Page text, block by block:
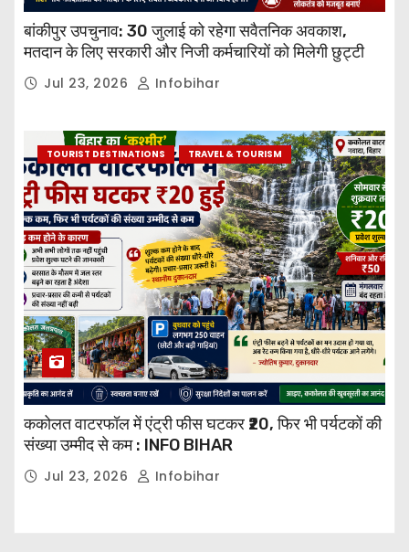
बांकीपुर उपचुनाव: 30 जुलाई को रहेगा सवैतनिक अवकाश,
मतदान के लिए सरकारी और निजी कर्मचारियों को मिलेगी छुट्टी
Jul 23, 2026 Infobihar
TOURIST DESTINATIONS TRAVEL & TOURISM
ककोलत वाटरफॉल में एंट्री फीस घटकर ₹20, फिर भी पर्यटकों की
संख्या उम्मीद से कम : INFO BIHAR
Jul 23, 2026 Infobihar